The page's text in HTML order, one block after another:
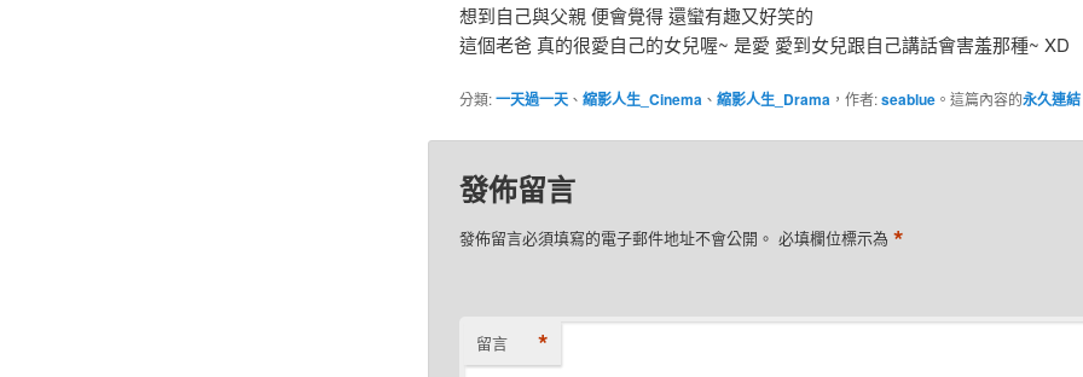
想到自己與父親 便會覺得 還蠻有趣又好笑的
這個老爸 真的很愛自己的女兒喔~ 是愛 愛到女兒跟自己講話會害羞那種~ XD
分類:一天過一天、 縮影人生_Cinema 、 縮影人生_Drama ，作者:seablue。這篇內容的永久連結
發佈留言
發佈留言必須填寫的電子郵件地址不會公開。 必填欄位標示為 *
留言 *